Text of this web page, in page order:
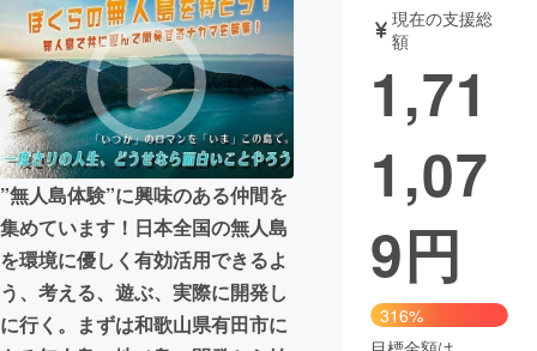
アート・写真 音楽
テクノロジー・ガジェット ゲーム・サ
映像・映画
ビジネス・起業
まちづくり・地域活性化
”無人島体験”に興味のある仲間を
集めています！日本全国の無人島
を環境に優しく有効活用できるよ
う、考える、遊ぶ、実際に開発し
に行く。まずは和歌山県有田市に
現在の支援総
額
1,71
1,07
9円
316%